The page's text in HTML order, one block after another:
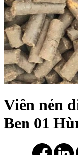
Viên nén
Ben 01